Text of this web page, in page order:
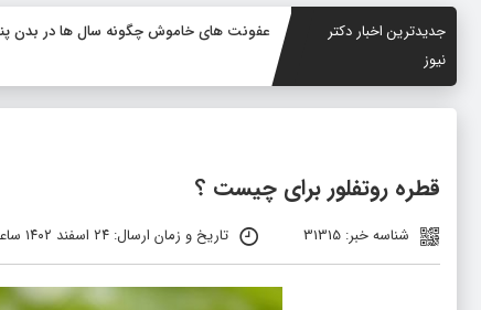
جدیدترین اخبار دکتر
نیوز
عفونت های خاموش چگونه سال ها در بدن
قطره روتفلور برای چیست ؟
شناسه خبر: 31315 تاریخ و زمان ارسال: ۲۴ اسفند ۱۴۰۲ ساعت ۱۰:۱۲